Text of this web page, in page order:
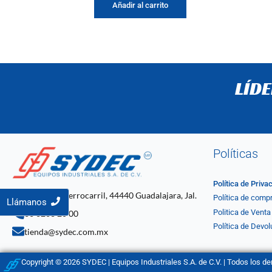
Añadir al carrito
C. 4 2061, Ferrocarril, 44440 Guadalajara, Jal.
33 3268 20 00
tienda@sydec.com.mx
Políticas
Política de
Política de
Politica de Venta
Política de
Copyright © 2026 SYDEC | Equipos Industriales S.A. de C.V. | Todos los
Llámanos